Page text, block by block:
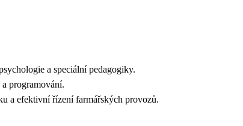
a speciální pedagogiky.
programování.
a efektivní řízení farmářských provozů.